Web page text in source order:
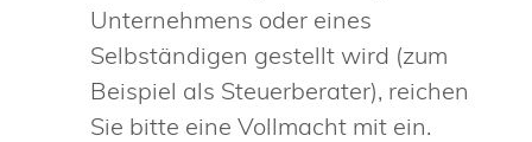
Unternehmens oder eines
Selbständigen gestellt wird (zum
Beispiel als Steuerberater), reichen
Sie bitte eine Vollmacht mit ein.